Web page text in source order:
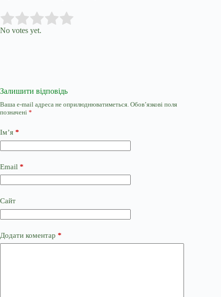
Rate this item:
No votes yet.
Залишити відповідь
Ваша e-mail адреса не оприлюднюватиметься. Обов’язкові поля
позначені *
Ім’я *
Email *
Сайт
Додати коментар *